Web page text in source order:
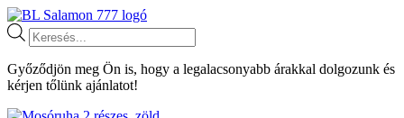
Ugrás
a
tartalomhoz
Products
search
Győződjön meg Ön is, hogy a legalacsonyabb árakkal dolgozunk és
kérjen tőlünk ajánlatot!